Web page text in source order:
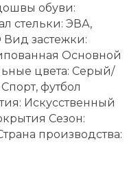
обуви:
стельки: ЭВА,
Вид застежки:
Основной
цвета: Серый/
футбол
Искусственный
Сезон:
производства: